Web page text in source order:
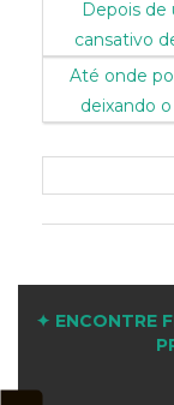
Depois de
cansativo
Até onde
deixando
✦ ENCONTRE